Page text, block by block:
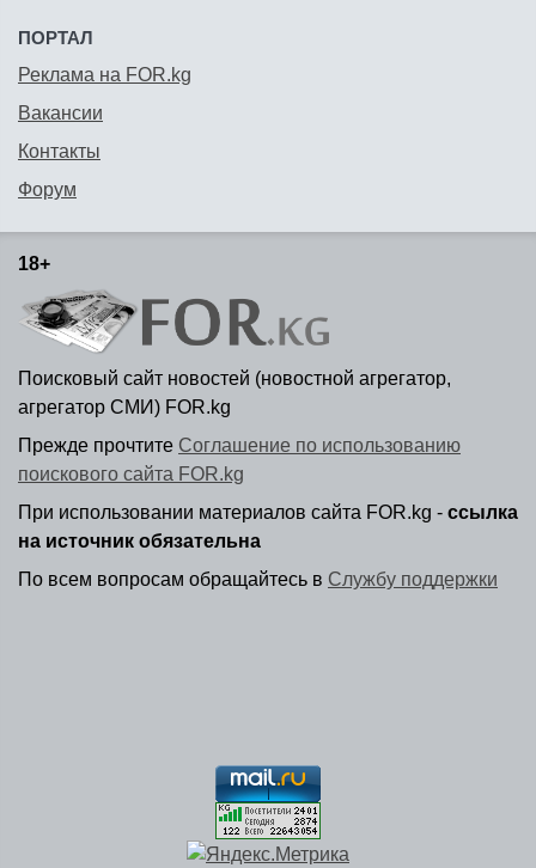
ПОРТАЛ
Реклама на FOR.kg
Вакансии
Контакты
Форум
18+
Поисковый сайт новостей (новостной агрегатор,
агрегатор СМИ) FOR.kg
Прежде прочтите Соглашение по использованию
поискового сайта FOR.kg
При использовании материалов сайта FOR.kg - ссылка
на источник обязательна
По всем вопросам обращайтесь в Службу поддержки